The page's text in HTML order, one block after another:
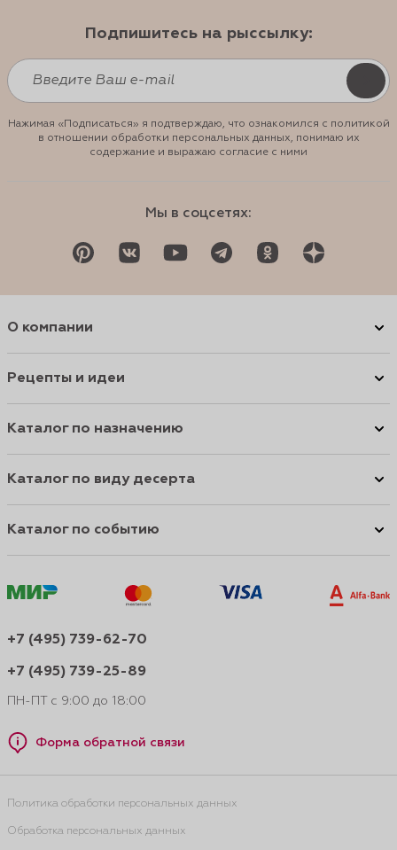
Подпишитесь на рыссылку:
Нажимая «Подписаться» я подтверждаю, что ознакомился с политикой
в отношении обработки персональных данных, понимаю их
содержание и выражаю согласие с ними
Мы в соцсетях:
О компании
Рецепты и идеи
Каталог по назначению
Каталог по виду десерта
Каталог по событию
+7 (495) 739-62-70
+7 (495) 739-25-89
ПН-ПТ с 9:00 до 18:00
Форма обратной связи
Политика обработки персональных данных
Обработка персональных данных